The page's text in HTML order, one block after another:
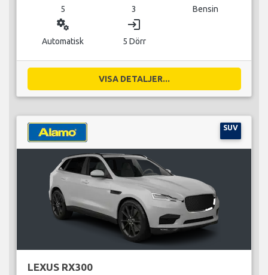
5 3 Bensin
miscellaneous_services
Automatisk
login
5 Dörr
VISA DETALJER...
SUV
LEXUS RX300